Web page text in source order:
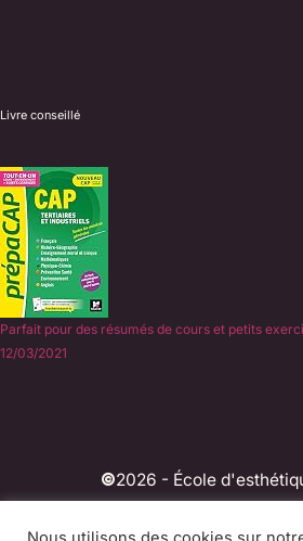
Livre conseillé
Parfait pour des résumés de cours et petits
12/03/2021
©2026 - École